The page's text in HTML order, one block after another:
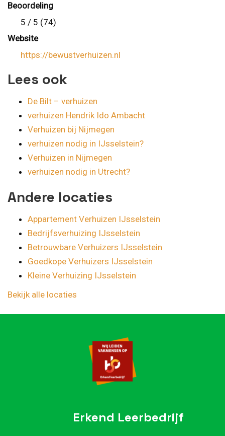
Beoordeling
5 / 5 (74)
Website
https://bewustverhuizen.nl
Lees ook
De Bilt – verhuizen
verhuizen Hendrik Ido Ambacht
Verhuizen bij Nijmegen
verhuizen nodig in IJsselstein?
Verhuizen in Nijmegen
verhuizen nodig in Utrecht?
Andere locaties
Appartement Verhuizen IJsselstein
Bedrijfsverhuizing IJsselstein
Betrouwbare Verhuizers IJsselstein
Goedkope Verhuizers IJsselstein
Kleine Verhuizing IJsselstein
Bekijk alle locaties
Erkend Leerbedrijf